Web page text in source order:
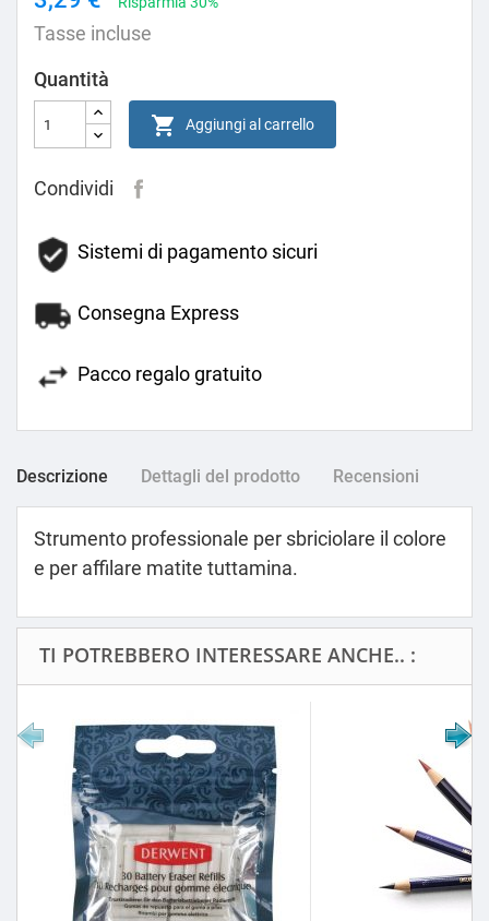
Tasse incluse
Quantità
 Aggiungi al carrello
Condividi
Sistemi di pagamento sicuri
Consegna Express
Pacco regalo gratuito
Descrizione Dettagli del prodotto Recensioni
Strumento professionale per sbriciolare il colore
e per affilare matite tuttamina.
TI POTREBBERO INTERESSARE ANCHE.. :